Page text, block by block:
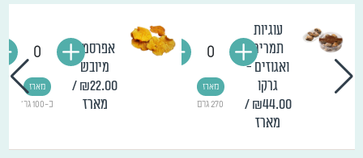
עוגיות
תמרים
ואגוזים -
גרקו
₪44.00
/
מארז
270 גרם
מארז
0
אפרסמון
מיובש
₪22.00
/
מארז
כ-100 גר'
מארז
0